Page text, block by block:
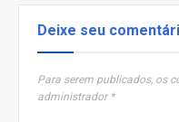
Deixe seu
Para serem publicados, os
administrador *